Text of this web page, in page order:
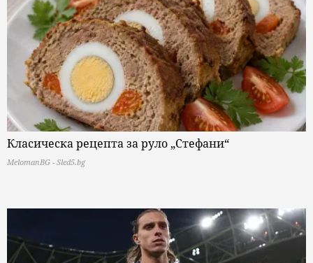
Класическа рецепта за руло „Стефани“
MelomanBG - Sled5.bg